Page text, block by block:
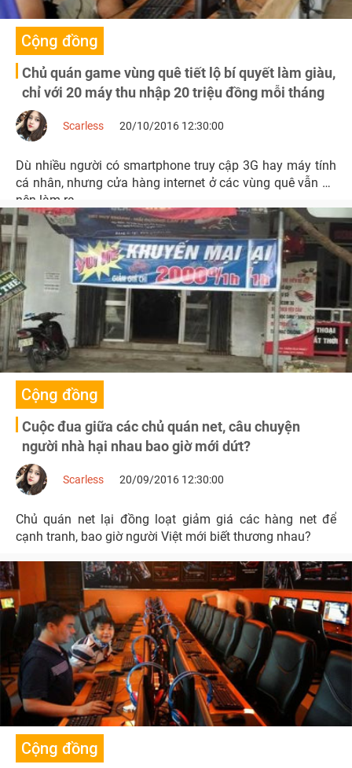
Cộng đồng
Chủ quán game vùng quê tiết lộ bí quyết làm giàu,
chỉ với 20 máy thu nhập 20 triệu đồng mỗi tháng
Scarless 20/10/2016 12:30:00
Dù nhiều người có smartphone truy cập 3G hay máy tính
cá nhân, nhưng cửa hàng internet ở các vùng quê vẫn ăn
nên làm ra.
Cộng đồng
Cuộc đua giữa các chủ quán net, câu chuyện
người nhà hại nhau bao giờ mới dứt?
Scarless 20/09/2016 12:30:00
Chủ quán net lại đồng loạt giảm giá các hàng net để
cạnh tranh, bao giờ người Việt mới biết thương nhau?
Cộng đồng